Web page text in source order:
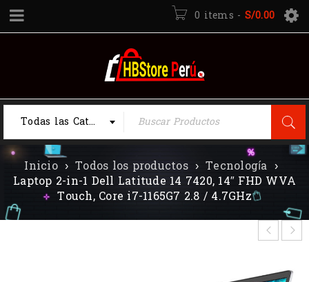
0 items - S/0.00
Todas las Categorias
Inicio › Todos los productos › Tecnología ›
Laptop 2-in-1 Dell Latitude 14 7420, 14″ FHD WVA
Touch, Core i7-1165G7 2.8 / 4.7GHz